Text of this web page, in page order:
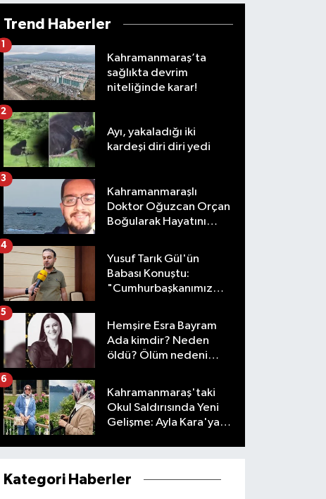
Trend Haberler
Kahramanmaraş’ta
sağlıkta devrim
niteliğinde karar!
1
Ayı, yakaladığı iki
kardeşi diri diri yedi
2
Kahramanmaraşlı
Doktor Oğuzcan Orçan
Boğularak Hayatını
3
Yusuf Tarık Gül'ün
Babası Konuştu:
"Cumhurbaşkanımız
4
Hemşire Esra Bayram
Ada kimdir? Neden
öldü? Ölüm nedeni
5
Kahramanmaraş'taki
Okul Saldırısında Yeni
Gelişme: Ayla Kara'ya
6
Kategori Haberler